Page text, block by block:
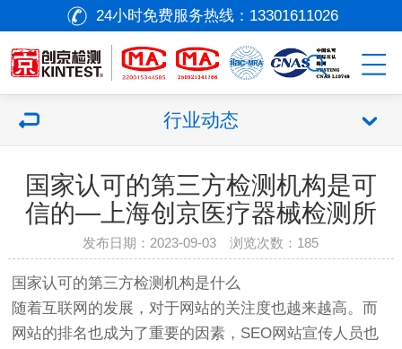
24小时免费服务热线： 13301611026
行业动态
国家认可的第三方检测机构是可
信的—上海创京医疗器械检测所
发布日期：2023-09-03 浏览次数： 185
国家认可的第三方检测机构是什么
随着互联网的发展，对于网站的关注度也越来越高。而
网站的排名也成为了重要的因素，SEO网站宣传人员也